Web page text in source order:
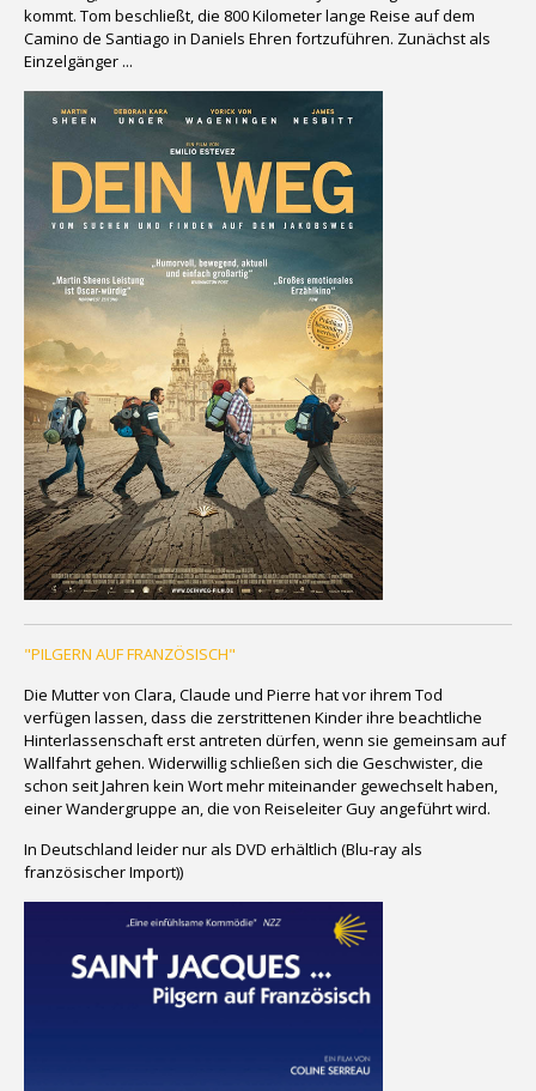
kommt. Tom beschließt, die 800 Kilometer lange Reise auf dem
Camino de Santiago in Daniels Ehren fortzuführen. Zunächst als
Einzelgänger ...
"PILGERN AUF FRANZÖSISCH"
Die Mutter von Clara, Claude und Pierre hat vor ihrem Tod
verfügen lassen, dass die zerstrittenen Kinder ihre beachtliche
Hinterlassenschaft erst antreten dürfen, wenn sie gemeinsam auf
Wallfahrt gehen. Widerwillig schließen sich die Geschwister, die
schon seit Jahren kein Wort mehr miteinander gewechselt haben,
einer Wandergruppe an, die von Reiseleiter Guy angeführt wird.
In Deutschland leider nur als DVD erhältlich (Blu-ray als
französischer Import))